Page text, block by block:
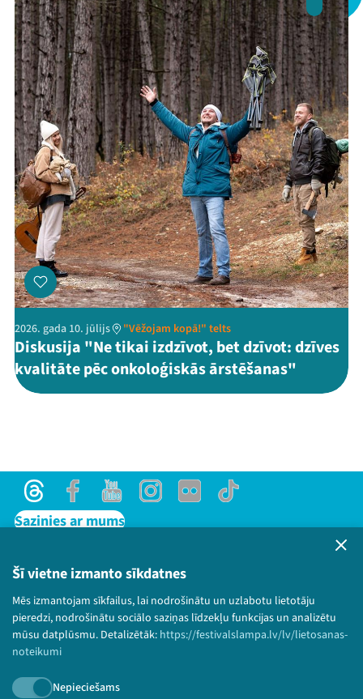
Šī vietne izmanto sīkdatnes
Mēs izmantojam sīkfailus, lai nodrošinātu un uzlabotu lietotāju
pieredzi, nodrošinātu sociālo saziņas līdzekļu funkcijas un analizētu
mūsu datplūsmu. Detalizētāk: https://festivalslampa.lv/lv/lietosanas-
noteikumi
Nepieciešams
Kontakti
ThreadsFacebookYoutube
X Instagram
Flick TikTok
2026. gada 10. jūlijs "Vēžojam kopā!" telts
Diskusija "Ne tikai izdzīvot, bet dzīvot: dzīves
kvalitāte pēc onkoloģiskās ārstēšanas"
ThreadsFacebookYoutubeInstagram
Flick TikTok
Sazinies ar mums
Lietošanas noteikumi un sīkdatņu politika
Bērnu aizsardzības politika
© 2026 Sarunu festivāls LAMPA Visas tiesības
paturētas.